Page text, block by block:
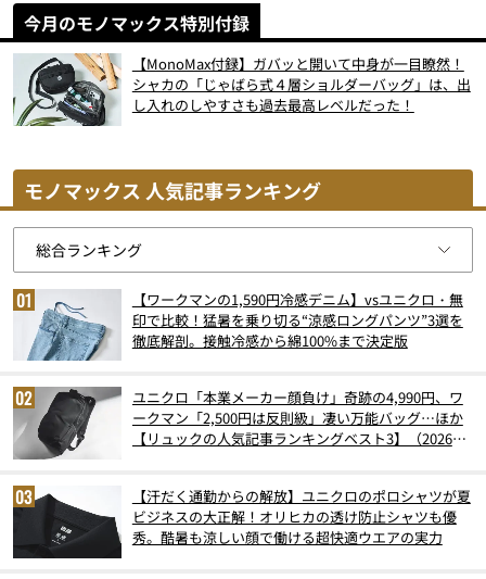
今月のモノマックス特別付録
【MonoMax付録】ガバッと開いて中身が一目瞭然！
シャカの「じゃばら式４層ショルダーバッグ」は、出
し入れのしやすさも過去最高レベルだった！
モノマックス 人気記事ランキング
【ワークマンの1,590円冷感デニム】vsユニクロ・無
印で比較！猛暑を乗り切る“涼感ロングパンツ”3選を
徹底解剖。接触冷感から綿100%まで決定版
ユニクロ「本業メーカー顔負け」奇跡の4,990円、ワ
ークマン「2,500円は反則級」凄い万能バッグ…ほか
【リュックの人気記事ランキングベスト3】（2026年
【汗だく通勤からの解放】ユニクロのポロシャツが夏
ビジネスの大正解！オリヒカの透け防止シャツも優
秀。酷暑も涼しい顔で働ける超快適ウエアの実力